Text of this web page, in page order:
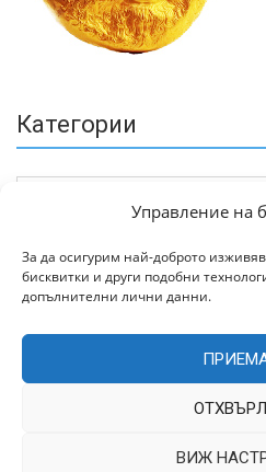
Управление на
За да осигурим най-доброто
бисквитки и други подобни
допълнителни лични данни.
ВИЖ
Категории
Архив